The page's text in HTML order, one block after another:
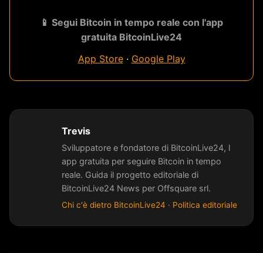
📱 Segui Bitcoin in tempo reale con l'app
gratuita BitcoinLive24
App Store· Google Play
Trevis
Sviluppatore e fondatore di BitcoinLive24, l
app gratuita per seguire Bitcoin in tempo
reale. Guida il progetto editoriale di
BitcoinLive24 News per Offsquare srl.
Chi c'è dietro BitcoinLive24 · Politica editoriale